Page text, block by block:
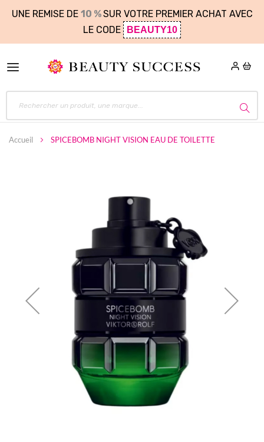
UNE REMISE DE 10 %SUR VOTRE PREMIER ACHAT AVEC
LE CODE
BEAUTY10
Accueil SPICEBOMB NIGHT VISION EAU DE TOILETTE